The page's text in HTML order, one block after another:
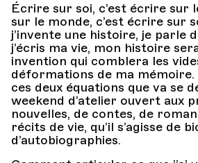
Écrire sur soi, c’est écrire sur
sur le monde, c’est écrire sur
j’invente une histoire, je parle
j’écris ma vie, mon histoire
invention qui comblera les
déformations de ma mémoire.
ces deux équations que va se
weekend d’atelier ouvert aux
nouvelles, de contes, de
récits de vie, qu’il s’agisse de
d’autobiographies.